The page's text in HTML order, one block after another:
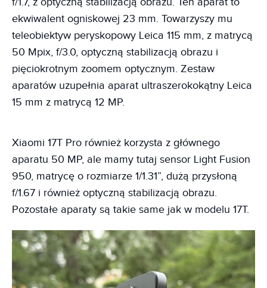
ekwiwalent ogniskowej 23 mm. Towarzyszy mu
teleobiektyw peryskopowy Leica 115 mm, z matrycą
50 Mpix, f/3.0, optyczną stabilizacją obrazu i
pięciokrotnym zoomem optycznym. Zestaw
aparatów uzupełnia aparat ultraszerokokątny Leica
15 mm z matrycą 12 MP.
Xiaomi 17T Pro również korzysta z głównego
aparatu 50 MP, ale mamy tutaj sensor Light Fusion
950, matrycę o rozmiarze 1/1.31”, dużą przysłoną
f/1.67 i również optyczną stabilizacją obrazu.
Pozostałe aparaty są takie same jak w modelu 17T.